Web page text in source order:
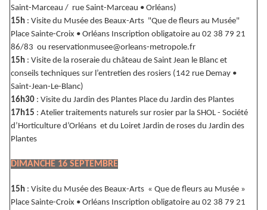
Saint-Marceau / rue Saint-Marceau • Orléans)
15h : Visite du Musée des Beaux-Arts "Que de fleurs au Musée"
Place Sainte-Croix • Orléans Inscription obligatoire au 02 38 79 21
86/83 ou reservationmusee@orleans-metropole.fr
15h : Visite de la roseraie du château de Saint Jean le Blanc et
conseils techniques sur l’entretien des rosiers (142 rue Demay •
Saint-Jean-Le-Blanc)
16h30 : Visite du Jardin des Plantes Place du Jardin des Plantes
17h15 : Atelier traitements naturels sur rosier par la SHOL - Société
d’Horticulture d’Orléans et du Loiret Jardin de roses du Jardin des
Plantes
DIMANCHE 16 SEPTEMBRE
15h : Visite du Musée des Beaux-Arts « Que de fleurs au Musée »
Place Sainte-Croix • Orléans Inscription obligatoire au 02 38 79 21